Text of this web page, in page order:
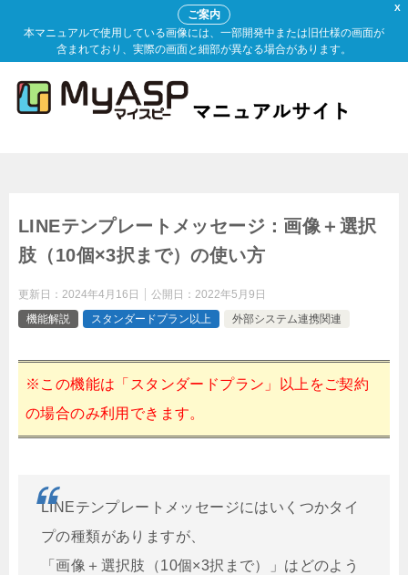
X
ご案内
本マニュアルで使用している画像には、一部開発中または旧仕様の画面が
含まれており、実際の画面と細部が異なる場合があります。
LINEテンプレートメッセージ：画像＋選択
肢（10個×3択まで）の使い方
更新日： 2024年4月16日 公開日： 2022年5月9日
機能解説
スタンダードプラン以上 外部システム連携関連
※この機能は「スタンダードプラン」以上をご契約
の場合のみ利用できます。
LINEテンプレートメッセージにはいくつかタイ
プの種類がありますが、
「画像＋選択肢（10個×3択まで）」はどのよう